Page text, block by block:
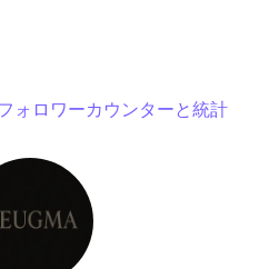
ォロワーカウンターと統計